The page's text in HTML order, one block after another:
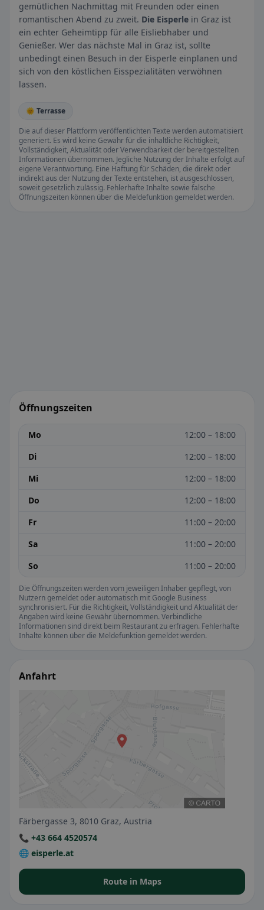
gemütlichen Nachmittag mit Freunden oder einen
romantischen Abend zu zweit. Die Eisperle in Graz ist
ein echter Geheimtipp für alle Eisliebhaber und
Genießer. Wer das nächste Mal in Graz ist, sollte
unbedingt einen Besuch in der Eisperle einplanen und
sich von den köstlichen Eisspezialitäten verwöhnen
lassen.
🌞 Terrasse
Die auf dieser Plattform veröffentlichten Texte werden automatisiert
generiert. Es wird keine Gewähr für die inhaltliche Richtigkeit,
Vollständigkeit, Aktualität oder Verwendbarkeit der bereitgestellten
Informationen übernommen. Jegliche Nutzung der Inhalte erfolgt auf
eigene Verantwortung. Eine Haftung für Schäden, die direkt oder
indirekt aus der Nutzung der Texte entstehen, ist ausgeschlossen,
soweit gesetzlich zulässig. Fehlerhafte Inhalte sowie falsche
Öffnungszeiten können über die Meldefunktion gemeldet werden.
Öffnungszeiten
Mo
12:00 – 18:00
Di
12:00 – 18:00
Mi
12:00 – 18:00
Do
12:00 – 18:00
Fr
11:00 – 20:00
Sa
11:00 – 20:00
So
11:00 – 20:00
Die Öffnungszeiten werden vom jeweiligen Inhaber gepflegt, von
Nutzern gemeldet oder automatisch mit Google Business
synchronisiert. Für die Richtigkeit, Vollständigkeit und Aktualität der
Angaben wird keine Gewähr übernommen. Verbindliche
Informationen sind direkt beim Restaurant zu erfragen. Fehlerhafte
Inhalte können über die Meldefunktion gemeldet werden.
Anfahrt
Färbergasse 3, 8010 Graz, Austria
📞 +43 664 4520574
🌐 eisperle.at
Route in Maps